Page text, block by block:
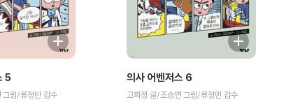
5
림/류정민 감수
의사 어벤저스 6
고희정 글/조승연 그림/류정민 감수